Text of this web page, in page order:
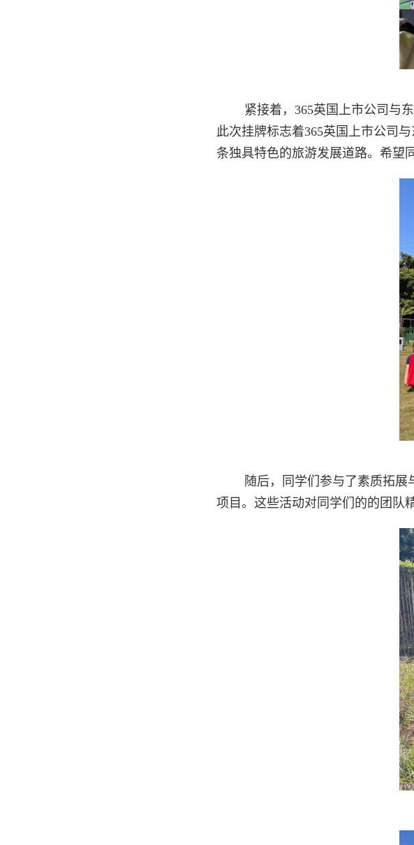
紧接着，365英国上市公司与
此次挂牌标志着365英国上市公司
条独具特色的旅游发展道路。希望
随后，同学们参与了素质拓
项目。这些活动对同学们的的团队